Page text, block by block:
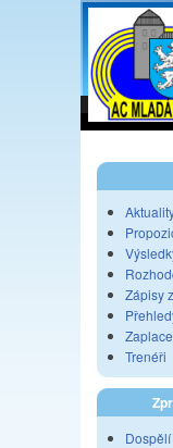
Zápisy
Trenéři
Dospělí